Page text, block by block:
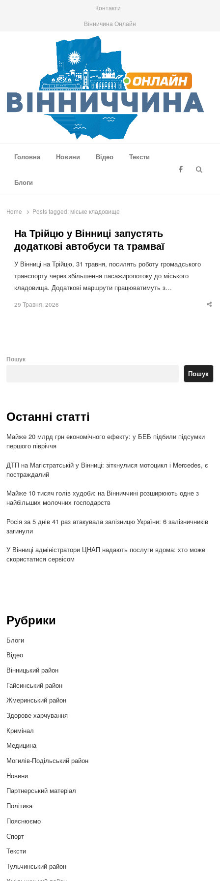
Контакти
Вінничина Онлайн
Головна
Новини Відео Тексти
Блоги
Home Posts tagged: міське кладовище
На Трійцю у Вінниці запустять
додаткові автобуси та трамваї
У Вінниці на Трійцю, 31 травня, посилять роботу громадського
транспорту через збільшення пасажиропотоку до міського
кладовища. Додаткові маршрути працюватимуть з…
29 Травня, 2026
Пошук
Пошук
Останні статті
Майже 20 млрд грн економічного ефекту: у БЕБ підбили підсумки
першого півріччя
ДТП на Магістратській у Вінниці: зіткнулися мотоцикл і Mercedes, є
постраждалий
Майже 10 тисяч голів худоби: на Вінниччині розширюють одне з
найбільших молочних господарств
Росія за 5 днів 41 раз атакувала залізницю України: 6 залізничників
загинули
У Вінниці адміністратори ЦНАП надають послуги вдома: хто може
скористатися сервісом
Рубрики
Блоги
Відео
Вінницький район
Гайсинський район
Жмеринський район
Здорове харчування
Кримінал
Медицина
Могилів-Подільський район
Новини
Партнерський матеріал
Політика
Пояснюємо
Спорт
Тексти
Тульчинський район